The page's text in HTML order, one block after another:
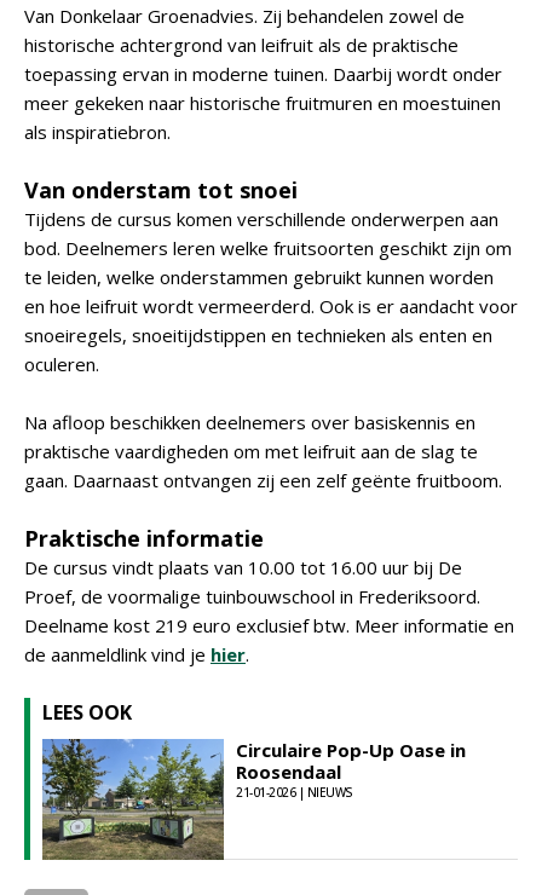
Van Donkelaar Groenadvies. Zij behandelen zowel de
historische achtergrond van leifruit als de praktische
toepassing ervan in moderne tuinen. Daarbij wordt onder
meer gekeken naar historische fruitmuren en moestuinen
als inspiratiebron.
Van onderstam tot snoei
Tijdens de cursus komen verschillende onderwerpen aan
bod. Deelnemers leren welke fruitsoorten geschikt zijn om
te leiden, welke onderstammen gebruikt kunnen worden
en hoe leifruit wordt vermeerderd. Ook is er aandacht voor
snoeiregels, snoeitijdstippen en technieken als enten en
oculeren.
Na afloop beschikken deelnemers over basiskennis en
praktische vaardigheden om met leifruit aan de slag te
gaan. Daarnaast ontvangen zij een zelf geënte fruitboom.
Praktische informatie
De cursus vindt plaats van 10.00 tot 16.00 uur bij De
Proef, de voormalige tuinbouwschool in Frederiksoord.
Deelname kost 219 euro exclusief btw. Meer informatie en
de aanmeldlink vind je hier.
LEES OOK
Circulaire Pop-Up Oase in
Roosendaal
21-01-2026 | NIEUWS